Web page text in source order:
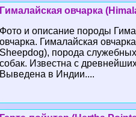
Гималайская овчарка
Фото и описание породы
овчарка. Гималайская
Sheepdog), порода
собак. Известна с
Выведена в Индии....